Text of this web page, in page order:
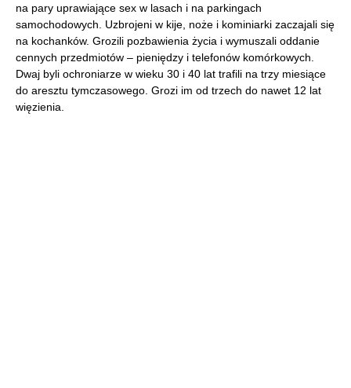
na pary uprawiające sex w lasach i na parkingach
samochodowych. Uzbrojeni w kije, noże i kominiarki zaczajali się
na kochanków. Grozili pozbawienia życia i wymuszali oddanie
cennych przedmiotów – pieniędzy i telefonów komórkowych.
Dwaj byli ochroniarze w wieku 30 i 40 lat trafili na trzy miesiące
do aresztu tymczasowego. Grozi im od trzech do nawet 12 lat
więzienia.